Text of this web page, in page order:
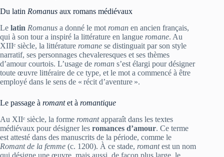
Du latin Romanus aux romans médiévaux
Le latin Romanus a donné le mot roman en ancien français,
qui à son tour a inspiré la littérature en langue romane. Au
XIIIᵉ siècle, la littérature romane se distinguait par son style
narratif, ses personnages chevaleresques et ses thèmes
d’amour courtois. L’usage de roman s’est élargi pour désigner
toute œuvre littéraire de ce type, et le mot a commencé à être
employé dans le sens de « récit d’aventure ».
Le passage à romantet à romantique
Au XIIᵉ siècle, la forme romantapparaît dans les textes
médiévaux pour désigner les romances d’amour. Ce terme
est attesté dans des manuscrits de la période, comme le
Romant de la femme (c. 1200). À ce stade, romantest un nom
qui désigne une œuvre, mais aussi, de façon plus large, le